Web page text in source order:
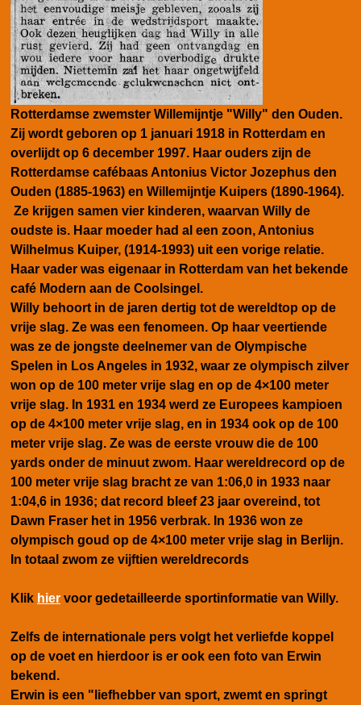
Rotterdamse zwemster Willemijntje "Willy" den Ouden.
Zij wordt geboren op 1 januari 1918 in Rotterdam en
overlijdt op 6 december 1997. Haar ouders zijn de
Rotterdamse cafébaas Antonius Victor Jozephus den
Ouden (1885-1963) en Willemijntje Kuipers (1890-1964).
Ze krijgen samen vier kinderen, waarvan Willy de
oudste is. Haar moeder had al een zoon, Antonius
Wilhelmus Kuiper, (1914-1993) uit een vorige relatie.
Haar vader was eigenaar in Rotterdam van het bekende
café Modern aan de Coolsingel.
Willy behoort in de jaren dertig tot de wereldtop op de
vrije slag. Ze was een fenomeen. Op haar veertiende
was ze de jongste deelnemer van de Olympische
Spelen in Los Angeles in 1932, waar ze olympisch zilver
won op de 100 meter vrije slag en op de 4×100 meter
vrije slag. In 1931 en 1934 werd ze Europees kampioen
op de 4×100 meter vrije slag, en in 1934 ook op de 100
meter vrije slag. Ze was de eerste vrouw die de 100
yards onder de minuut zwom. Haar wereldrecord op de
100 meter vrije slag bracht ze van 1:06,0 in 1933 naar
1:04,6 in 1936; dat record bleef 23 jaar overeind, tot
Dawn Fraser het in 1956 verbrak. In 1936 won ze
olympisch goud op de 4×100 meter vrije slag in Berlijn.
In totaal zwom ze vijftien wereldrecords
Klik hier voor gedetailleerde sportinformatie van Willy.
Zelfs de internationale pers volgt het verliefde koppel
op de voet en hierdoor is er ook een foto van Erwin
bekend.
Erwin is een "liefhebber van sport, zwemt en springt